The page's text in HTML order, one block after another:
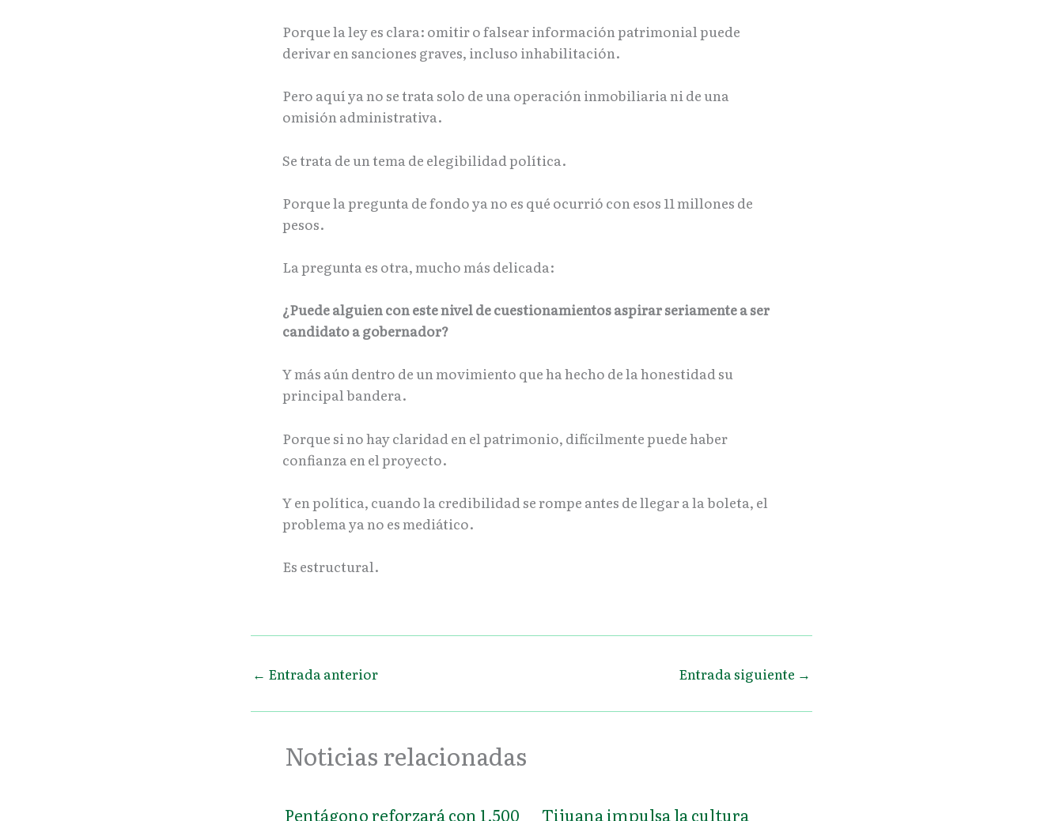
Porque la ley es clara: omitir o falsear información patrimonial puede
derivar en sanciones graves, incluso inhabilitación.
Pero aquí ya no se trata solo de una operación inmobiliaria ni de una
omisión administrativa.
Se trata de un tema de elegibilidad política.
Porque la pregunta de fondo ya no es qué ocurrió con esos 11 millones de
pesos.
La pregunta es otra, mucho más delicada:
¿Puede alguien con este nivel de cuestionamientos aspirar seriamente a ser
candidato a gobernador?
Y más aún dentro de un movimiento que ha hecho de la honestidad su
principal bandera.
Porque si no hay claridad en el patrimonio, difícilmente puede haber
confianza en el proyecto.
Y en política, cuando la credibilidad se rompe antes de llegar a la boleta, el
problema ya no es mediático.
Es estructural.
← Entrada anterior Entrada siguiente →
Noticias relacionadas
Pentágono reforzará con 1,500 Tijuana impulsa la cultura